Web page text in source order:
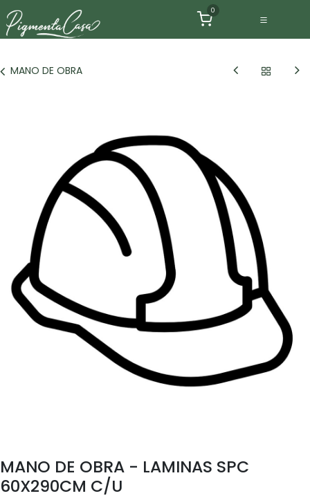
Ir al contenido 0
MANO DE OBRA
MANO DE OBRA - LAMINAS SPC
60X290CM C/U